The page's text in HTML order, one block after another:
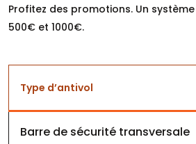
Profitez des promotions. Un
500€ et 1000€.
Type d’antivol
Barre de sécurité transversale